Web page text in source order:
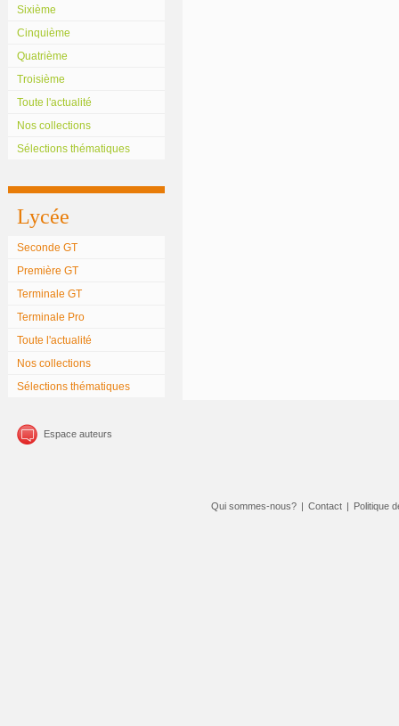
Sixième
Cinquième
Quatrième
Troisième
Toute l'actualité
Nos collections
Sélections thématiques
Lycée
Seconde GT
Première GT
Terminale GT
Terminale Pro
Toute l'actualité
Nos collections
Sélections thématiques
Espace auteurs
Qui sommes-nous? | Contact | Politique